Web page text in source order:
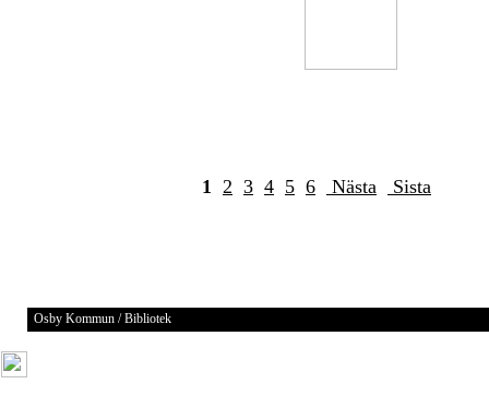
1 2 3 4 5 6 Nästa Sista
Osby Kommun / Bibliotek